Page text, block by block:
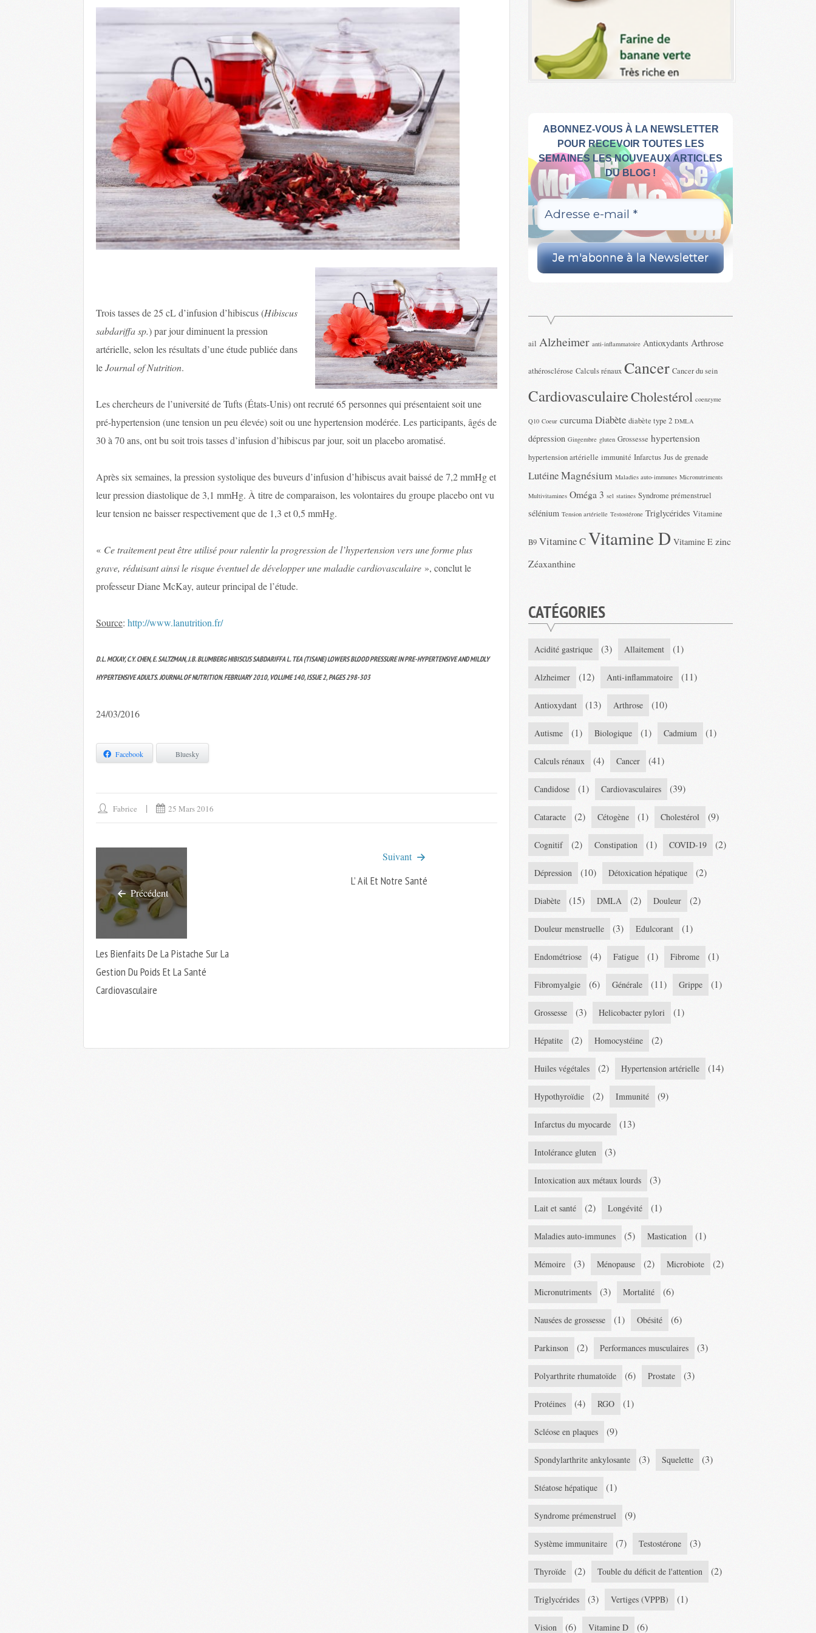
Trois tasses de 25 cL d’infusion d’hibiscus (Hibiscus
sabdariffa sp.) par jour diminuent la pression
artérielle, selon les résultats d’une étude publiée dans
leJournal of Nutrition.
Les chercheurs de l’université de Tufts (États-Unis) ont recruté 65 personnes qui présentaient soit une
pré-hypertension (une tension un peu élevée) soit ou une hypertension modérée. Les participants, âgés de
30 à 70 ans, ont bu soit trois tasses d’infusion d’hibiscus par jour, soit un placebo aromatisé.
Après six semaines, la pression systolique des buveurs d’infusion d’hibiscus avait baissé de 7,2 mmHg et
leur pression diastolique de 3,1 mmHg. À titre de comparaison, les volontaires du groupe placebo ont vu
leur tension ne baisser respectivement que de 1,3 et 0,5 mmHg.
« Ce traitement peut être utilisé pour ralentir la progression de l’hypertension vers une forme plus
grave, réduisant ainsi le risque éventuel de développer une maladie cardiovasculaire », conclut le
professeur Diane McKay, auteur principal de l’étude.
Source: http://www.lanutrition.fr/
D.L. MCKAY, C.Y. CHEN, E. SALTZMAN, J.B. BLUMBERG HIBISCUS SABDARIFFA L. TEA (TISANE) LOWERS BLOOD PRESSURE IN PRE-HYPERTENSIVE AND MILDLY
HYPERTENSIVE ADULTS. JOURNAL OF NUTRITION. FEBRUARY 2010, VOLUME 140, ISSUE 2, PAGES 298-303
24/03/2016
Facebook Bluesky
Fabrice 25 Mars 2016
Précédent
Les Bienfaits De La Pistache Sur La
Gestion Du Poids Et La Santé
Cardiovasculaire
Suivant
L’ Ail Et Notre Santé
ABONNEZ-VOUS À LA NEWSLETTER
POUR RECEVOIR TOUTES LES
SEMAINES LES NOUVEAUX ARTICLES
DU BLOG !
ail Alzheimer anti-inflammatoire Antioxydants Arthrose
athérosclérose Calculs rénaux Cancer Cancer du sein
CardiovasculaireCholestérol coenzyme
Q10 Coeur curcuma Diabète diabète type 2 DMLA
dépression Gingembre gluten Grossesse hypertension
hypertension artérielle immunité Infarctus Jus de grenade
LutéineMagnésium Maladies auto-immunes Micronutriments
Multivitamines Oméga 3 sel statines Syndrome prémenstruel
sélénium Tension artérielle Testostérone Triglycérides Vitamine
B9 Vitamine CVitamine D Vitamine E zinc
Zéaxanthine
CATÉGORIES
Acidité gastrique (3) Allaitement (1)
Alzheimer (12) Anti-inflammatoire (11)
Antioxydant (13) Arthrose (10)
Autisme (1) Biologique (1) Cadmium (1)
Calculs rénaux (4) Cancer (41)
Candidose (1) Cardiovasculaires (39)
Cataracte (2) Cétogène (1) Cholestérol (9)
Cognitif (2) Constipation (1) COVID-19 (2)
Dépression (10) Détoxication hépatique (2)
Diabète (15) DMLA (2) Douleur (2)
Douleur menstruelle (3) Edulcorant (1)
Endométriose (4) Fatigue (1) Fibrome (1)
Fibromyalgie (6) Générale (11) Grippe (1)
Grossesse (3) Helicobacter pylori (1)
Hépatite (2) Homocystéine (2)
Huiles végétales (2) Hypertension artérielle (14)
Hypothyroïdie (2) Immunité (9)
Infarctus du myocarde (13)
Intolérance gluten (3)
Intoxication aux métaux lourds (3)
Lait et santé (2) Longévité (1)
Maladies auto-immunes (5) Mastication (1)
Mémoire (3) Ménopause (2) Microbiote (2)
Micronutriments (3) Mortalité (6)
Nausées de grossesse (1) Obésité (6)
Parkinson (2) Performances musculaires (3)
Polyarthrite rhumatoïde (6) Prostate (3)
Protéines (4) RGO (1)
Scléose en plaques (9)
Spondylarthrite ankylosante (3) Squelette (3)
Stéatose hépatique (1)
Syndrome prémenstruel (9)
Système immunitaire (7) Testostérone (3)
Thyroïde (2) Touble du déficit de l'attention (2)
Triglycérides (3) Vertiges (VPPB) (1)
Vision (6) Vitamine D (6)